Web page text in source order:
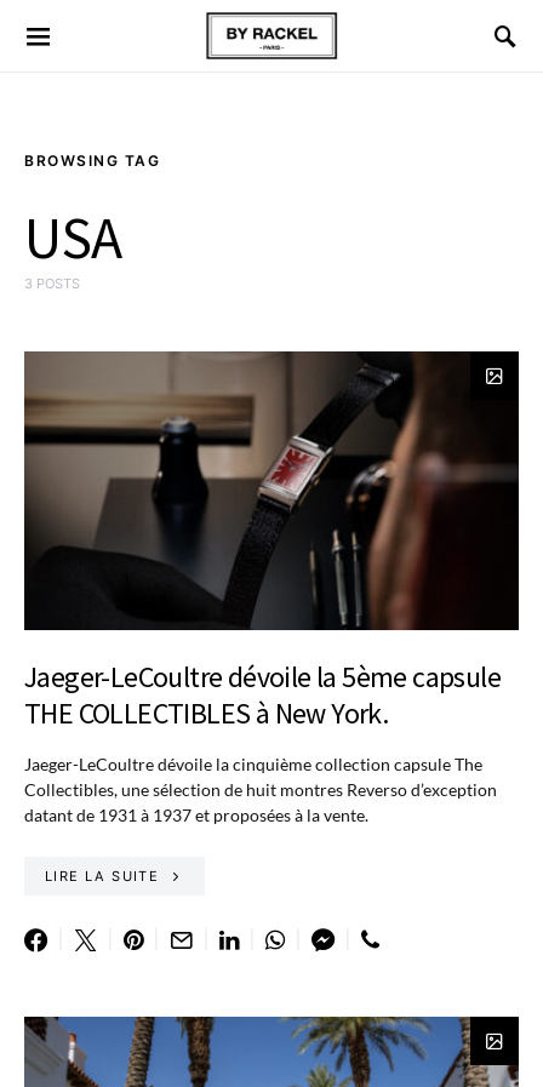
BROWSING TAG
USA
3 POSTS
Jaeger-LeCoultre dévoile la 5ème capsule
THE COLLECTIBLES à New York.
Jaeger-LeCoultre dévoile la cinquième collection capsule The
Collectibles, une sélection de huit montres Reverso d’exception
datant de 1931 à 1937 et proposées à la vente.
LIRE LA SUITE